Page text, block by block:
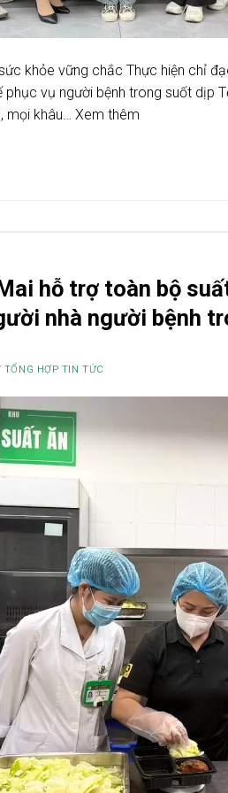
khỏe vững chắc Thực hiện chỉ
vụ người bệnh trong suốt dịp
mọi khâu… Xem thêm
hỗ trợ toàn bộ
nhà người bệnh
TỔNG HỢP TIN TỨC